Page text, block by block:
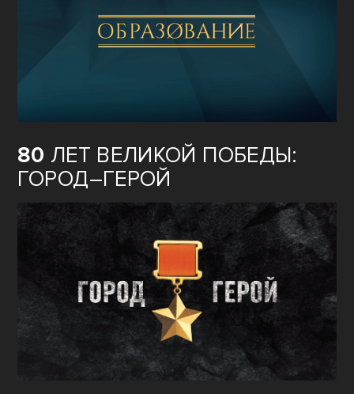
80 ЛЕТ ВЕЛИКОЙ ПОБЕДЫ:
ГОРОД–ГЕРОЙ